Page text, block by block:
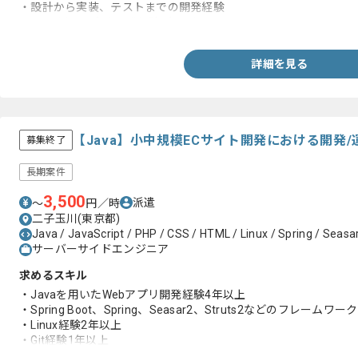
・設計から実装、テストまでの開発経験
詳細を見る
募集終了 【Java】小中規模ECサイト開発における開発
長期案件
〜3,500円／時
派遣
二子玉川(東京都)
Java / JavaScript / PHP / CSS / HTML / Linux / Spring /
サーバーサイドエンジニア
求めるスキル
・Javaを用いたWebアプリ開発経験4年以上
・Spring Boot、Spring、Seasar2、Struts2などのフレームワー
・Linux経験2年以上
・Git経験1年以上